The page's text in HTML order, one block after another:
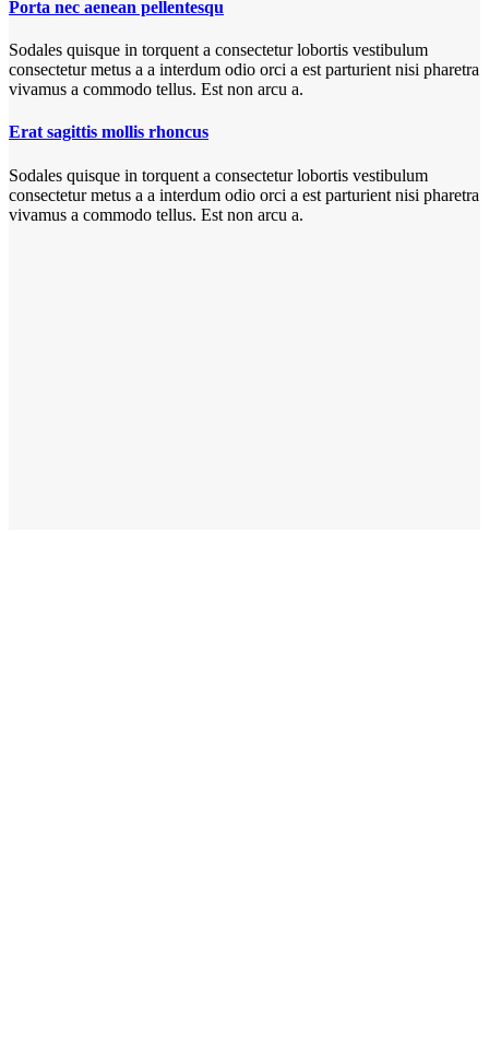
Porta nec aenean pellentesqu
Sodales quisque in torquent a consectetur lobortis vestibulum
consectetur metus a a interdum odio orci a est parturient nisi pharetra
vivamus a commodo tellus. Est non arcu a.
Erat sagittis mollis rhoncus
Sodales quisque in torquent a consectetur lobortis vestibulum
consectetur metus a a interdum odio orci a est parturient nisi pharetra
vivamus a commodo tellus. Est non arcu a.